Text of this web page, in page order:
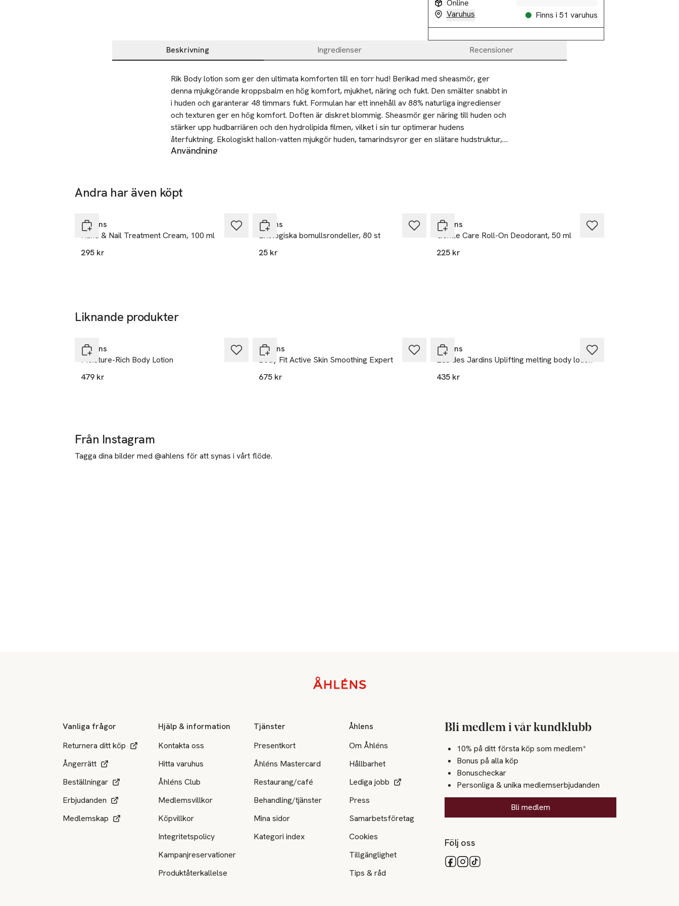
Online
Varuhus
Finns i 51 varuhus
Beskrivning Ingredienser Recensioner
Beskrivning
Rik Body lotion som ger den ultimata komforten till en torr hud! Berikad med sheasmör, ger
denna mjukgörande kroppsbalm en hög komfort, mjukhet, näring och fukt. Den smälter snabbt in
i huden och garanterar 48 timmars fukt. Formulan har ett innehåll av 88% naturliga ingredienser
och texturen ger en hög komfort. Doften är diskret blommig. Sheasmör ger näring till huden och
stärker upp hudbarriären och den hydrolipida filmen, vilket i sin tur optimerar hudens
återfuktning. Ekologiskt hallon-vatten mjukgör huden, tamarindsyror ger en slätare hudstruktur,
ekologiskt havre-socker har en fasthetsgivande effekt och pomerans-vax ger skydd till huden.
● 48 timmars fukt
● Hög komfort
Användning
med bystpartiet och dekolletaget.
Andra har även köpt
Clarins
Hand & Nail Treatment Cream, 100 ml
295 kr
Åhléns
Ekologiska bomullsrondeller, 80 st
25 kr
Clarins
Gentle Care Roll-On Deodorant, 50 ml
225 kr
Liknande produkter
GREAT PRICE
Clarins
Moisture-Rich Body Lotion
479 kr
Clarins
Body Fit Active Skin Smoothing Expert
675 kr
Clarins
Eau des Jardins Uplifting melting body lotion
435 kr
Från Instagram
Tagga dina bilder med @ahlens för att synas i vårt flöde.
Vanliga frågor
Returnera ditt köp
Ångerrätt
Beställningar
Erbjudanden
Medlemskap
Hjälp & information
Kontakta oss
Hitta varuhus
Åhléns Club
Medlemsvillkor
Köpvillkor
Integritetspolicy
Kampanjreservationer
Produktåterkallelse
Tjänster
Presentkort
Åhléns Mastercard
Restaurang/café
Behandling/tjänster
Mina sidor
Kategori index
Åhlens
Om Åhléns
Hållbarhet
Lediga jobb
Press
Samarbetsföretag
Cookies
Tillgänglighet
Tips & råd
Bli medlem i vår kundklubb
10% på ditt första köp som medlem*
Bonus på alla köp
Bonuscheckar
Personliga & unika medlemserbjudanden
Bli medlem
Följ oss